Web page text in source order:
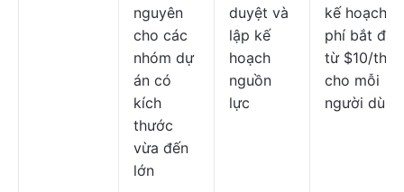
nguyên
cho các
nhóm dự
án có
kích
thước
vừa đến
lớn
duyệt và
lập kế
hoạch
nguồn
lực
kế hoạch
phí bắt đầu
từ $10/
cho mỗi
người dùng